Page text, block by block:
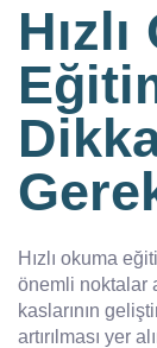
Hızlı okuma
önemli noktalar
kaslarının
artırılması yer